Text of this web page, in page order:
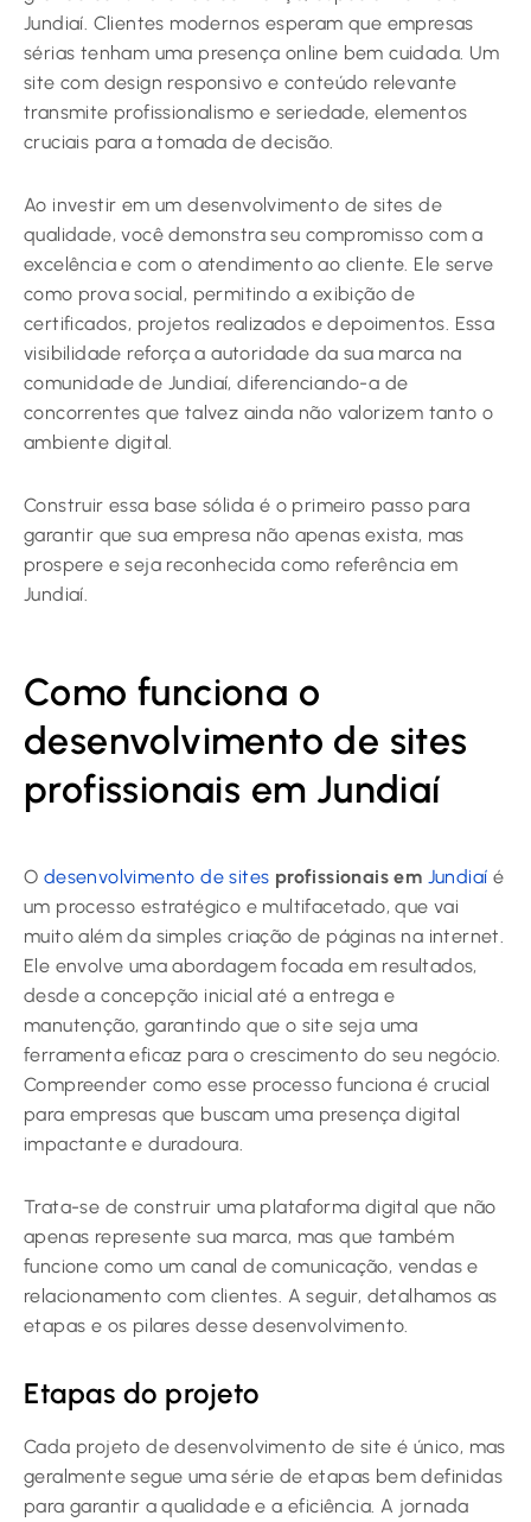
Jundiaí. Clientes modernos esperam que empresas
sérias tenham uma presença online bem cuidada. Um
site com design responsivo e conteúdo relevante
transmite profissionalismo e seriedade, elementos
cruciais para a tomada de decisão.
Ao investir em um desenvolvimento de sites de
qualidade, você demonstra seu compromisso com a
excelência e com o atendimento ao cliente. Ele serve
como prova social, permitindo a exibição de
certificados, projetos realizados e depoimentos. Essa
visibilidade reforça a autoridade da sua marca na
comunidade de Jundiaí, diferenciando-a de
concorrentes que talvez ainda não valorizem tanto o
ambiente digital.
Construir essa base sólida é o primeiro passo para
garantir que sua empresa não apenas exista, mas
prospere e seja reconhecida como referência em
Jundiaí.
Como funciona o
desenvolvimento de sites
profissionais em Jundiaí
O desenvolvimento de sites profissionais em Jundiaí é
um processo estratégico e multifacetado, que vai
muito além da simples criação de páginas na internet.
Ele envolve uma abordagem focada em resultados,
desde a concepção inicial até a entrega e
manutenção, garantindo que o site seja uma
ferramenta eficaz para o crescimento do seu negócio.
Compreender como esse processo funciona é crucial
para empresas que buscam uma presença digital
impactante e duradoura.
Trata-se de construir uma plataforma digital que não
apenas represente sua marca, mas que também
funcione como um canal de comunicação, vendas e
relacionamento com clientes. A seguir, detalhamos as
etapas e os pilares desse desenvolvimento.
Etapas do projeto
Cada projeto de desenvolvimento de site é único, mas
geralmente segue uma série de etapas bem definidas
para garantir a qualidade e a eficiência. A jornada